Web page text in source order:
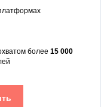
более 15 000